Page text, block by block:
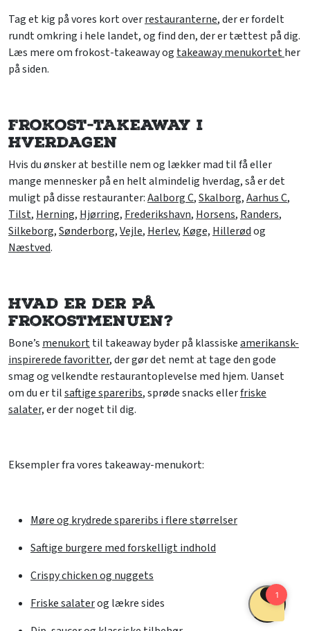
Tag et kig på vores kort overrestauranterne, der er fordelt
rundt omkring i hele landet, og find den, der er tættest på dig.
Læs mere om frokost-takeaway og takeaway menukortether
på siden.
Frokost-takeaway i
hverdagen
Hvis du ønsker at bestille nem og lækker mad til få eller
mange mennesker på en helt almindelig hverdag, så er det
muligt på disse restauranter:Aalborg C,Skalborg,Aarhus C,
Tilst, Herning, Hjørring, Frederikshavn, Horsens, Randers,
Silkeborg,Sønderborg,Vejle, Herlev, Køge, Hillerødog
Næstved.
Hvad er der på
frokostmenuen?
Bone’s menukorttil takeaway byder på klassiskeamerikansk-
inspirerede favoritter, der gør det nemt at tage den gode
smag og velkendte restaurantoplevelse med hjem. Uanset
om du er tilsaftige spareribs, sprøde snacks ellerfriske
salater,er der noget til dig.
Eksempler fra vores takeaway-menukort:
Møre og krydrede spareribs i flere størrelser
Saftige burgere med forskelligt indhold
Crispy chicken og nuggets
Friske salaterog lækre sides